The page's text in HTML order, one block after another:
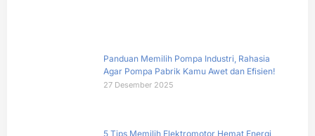
Panduan Memilih Pompa Industri, Rahasia
Agar Pompa Pabrik Kamu Awet dan Efisien!
27 Desember 2025
5 Tips Memilih Elektromotor Hemat Energi